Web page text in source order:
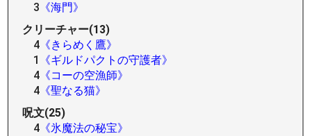
3 《海門》
クリーチャー(13)
4 《きらめく鷹》
1
《ギルドパクトの守護者》
4 《コーの空漁師》
4 《聖なる猫》
呪文(25)
4 《氷魔法の秘宝》